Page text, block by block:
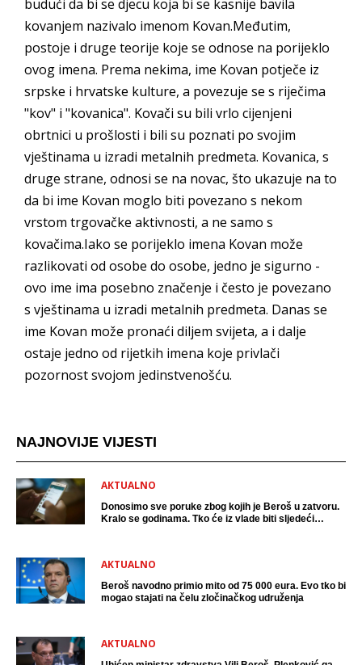
budući da bi se djecu koja bi se kasnije bavila
kovanjem nazivalo imenom Kovan.Međutim,
postoje i druge teorije koje se odnose na porijeklo
ovog imena. Prema nekima, ime Kovan potječe iz
srpske i hrvatske kulture, a povezuje se s riječima
"kov" i "kovanica". Kovači su bili vrlo cijenjeni
obrtnici u prošlosti i bili su poznati po svojim
vještinama u izradi metalnih predmeta. Kovanica, s
druge strane, odnosi se na novac, što ukazuje na to
da bi ime Kovan moglo biti povezano s nekom
vrstom trgovačke aktivnosti, a ne samo s
kovačima.Iako se porijeklo imena Kovan može
razlikovati od osobe do osobe, jedno je sigurno -
ovo ime ima posebno značenje i često je povezano
s vještinama u izradi metalnih predmeta. Danas se
ime Kovan može pronaći diljem svijeta, a i dalje
ostaje jedno od rijetkih imena koje privlači
pozornost svojom jedinstvenošću.
NAJNOVIJE VIJESTI
AKTUALNO
Donosimo sve poruke zbog kojih je Beroš u zatvoru.
Kralo se godinama. Tko će iz vlade biti sljedeći
AKTUALNO
Beroš navodno primio mito od 75 000 eura. Evo tko bi
mogao stajati na čelu zločinačkog udruženja
AKTUALNO